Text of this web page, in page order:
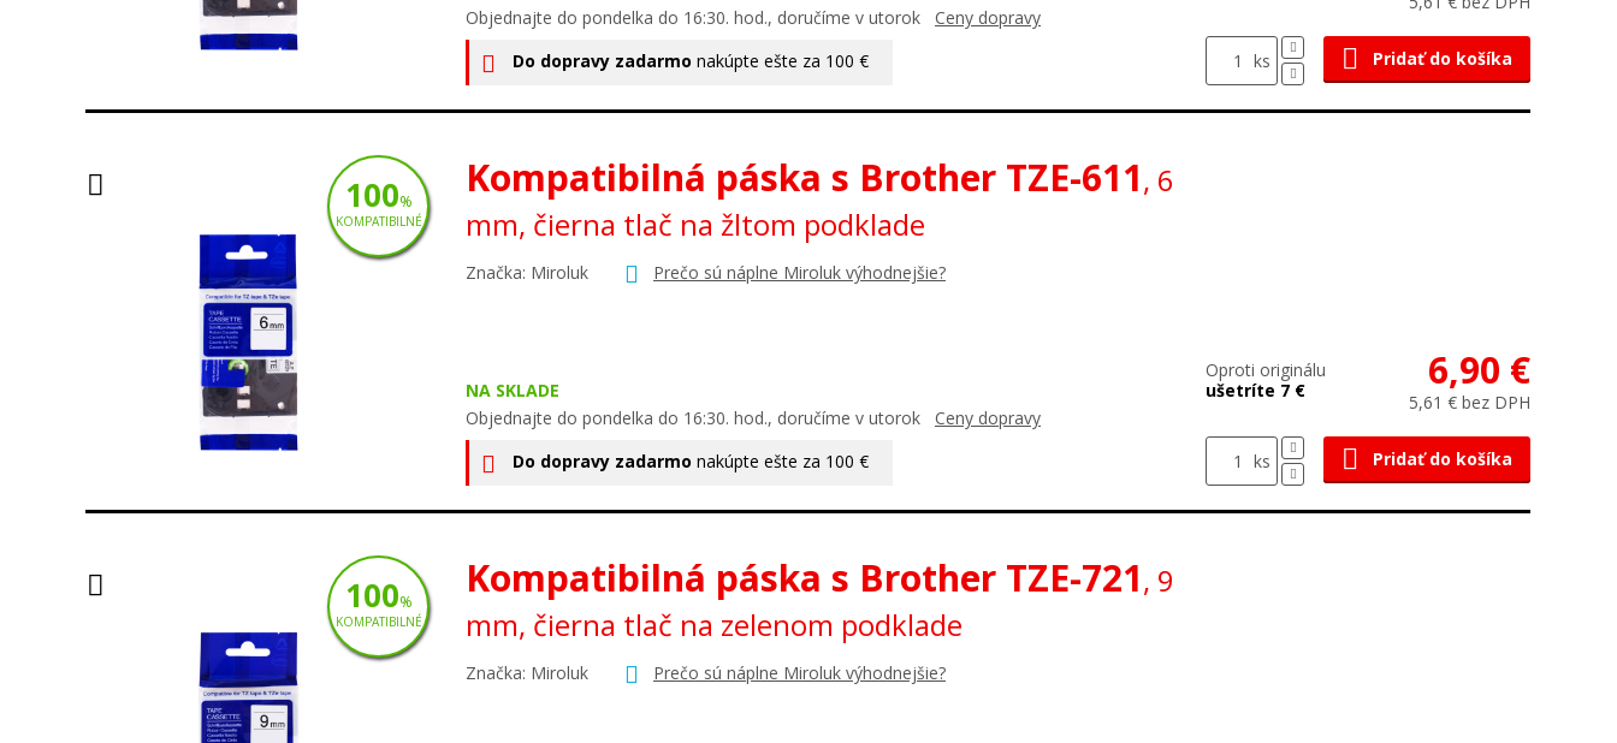
Objednajte do pondelka do 16:30. hod., doručíme v utorok Ceny dopravy
Do dopravy zadarmo nakúpte ešte za 100 € ks Pridať do košíka
Kompatibilná páska s Brother TZE-611, 6
mm, čierna tlač na žltom podklade
Značka: Miroluk Prečo sú náplne Miroluk výhodnejšie?
NA SKLADE
Objednajte do pondelka do 16:30. hod., doručíme v utorok Ceny dopravy
Do dopravy zadarmo nakúpte ešte za 100 €
Oproti originálu
ušetríte 7 €
6,90 €
5,61 € bez DPH
ks Pridať do košíka
100%
KOMPATIBILNÉ
Kompatibilná páska s Brother TZE-721, 9
mm, čierna tlač na zelenom podklade
Značka: Miroluk Prečo sú náplne Miroluk výhodnejšie?
100%
KOMPATIBILNÉ